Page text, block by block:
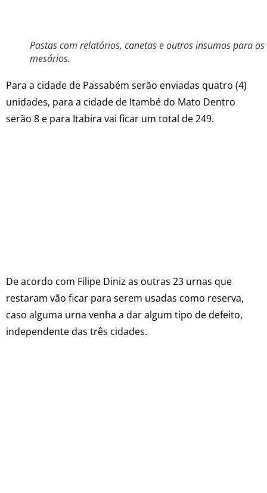
Pastas com relatórios, canetas e outros insumos para os
mesários.
Para a cidade de Passabém serão enviadas quatro (4)
unidades, para a cidade de Itambé do Mato Dentro
serão 8 e para Itabira vai ficar um total de 249.
De acordo com Filipe Diniz as outras 23 urnas que
restaram vão ficar para serem usadas como reserva,
caso alguma urna venha a dar algum tipo de defeito,
independente das três cidades.